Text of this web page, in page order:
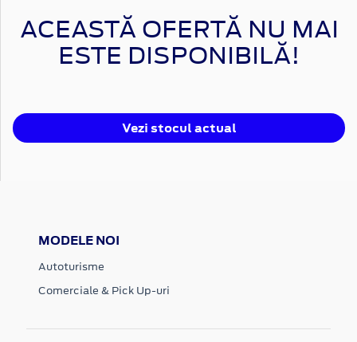
ACEASTĂ OFERTĂ NU MAI
ESTE DISPONIBILĂ!
Vezi stocul actual
MODELE NOI
Autoturisme
Comerciale & Pick Up-uri